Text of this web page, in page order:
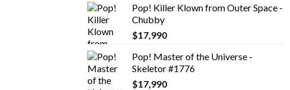
Pop! Killer Klown from Outer Space -
Chubby
$17,990
Pop! Master of the Universe -
Skeletor #1776
$17,990